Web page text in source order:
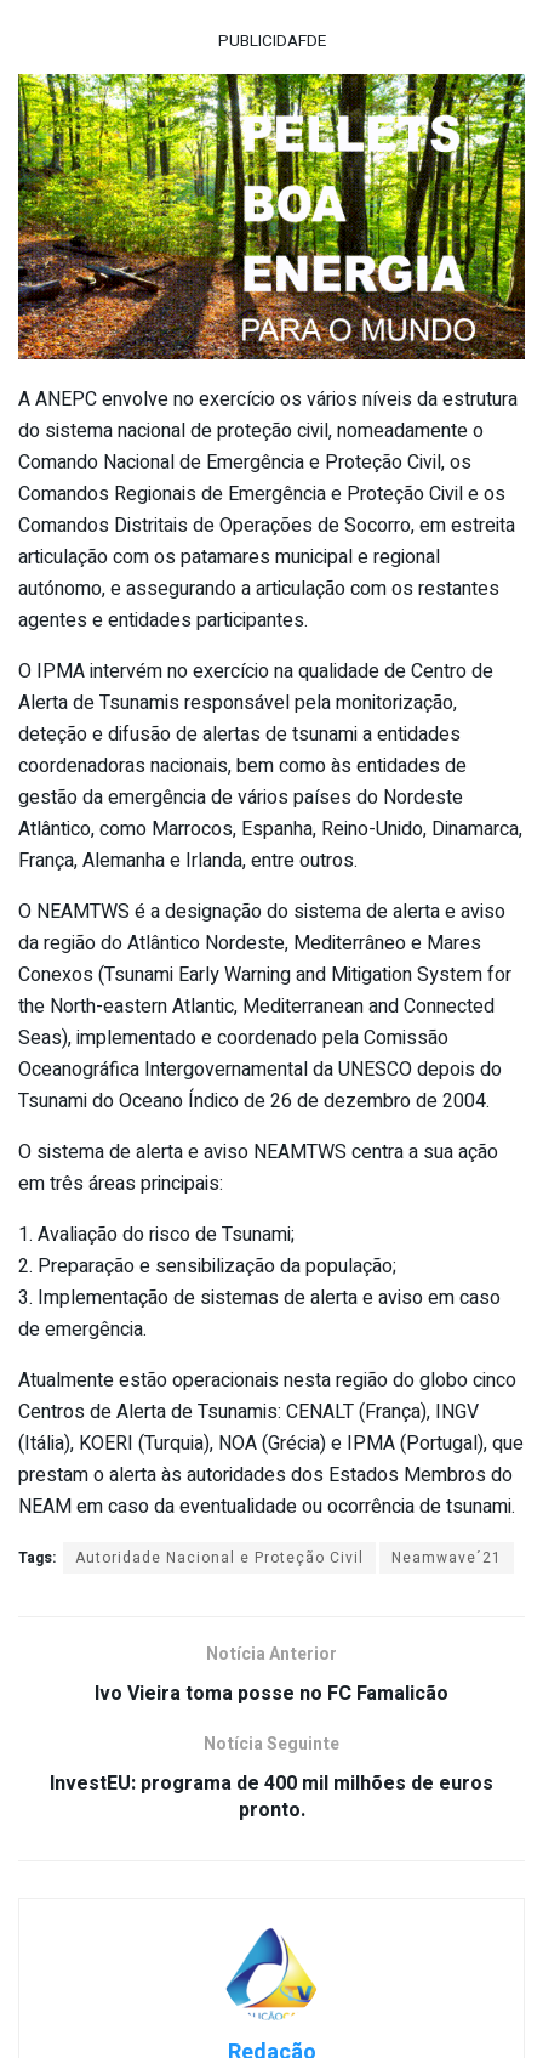
PUBLICIDAFDE
A ANEPC envolve no exercício os vários níveis da estrutura
do sistema nacional de proteção civil, nomeadamente o
Comando Nacional de Emergência e Proteção Civil, os
Comandos Regionais de Emergência e Proteção Civil e os
Comandos Distritais de Operações de Socorro, em estreita
articulação com os patamares municipal e regional
autónomo, e assegurando a articulação com os restantes
agentes e entidades participantes.
O IPMA intervém no exercício na qualidade de Centro de
Alerta de Tsunamis responsável pela monitorização,
deteção e difusão de alertas de tsunami a entidades
coordenadoras nacionais, bem como às entidades de
gestão da emergência de vários países do Nordeste
Atlântico, como Marrocos, Espanha, Reino-Unido, Dinamarca,
França, Alemanha e Irlanda, entre outros.
O NEAMTWS é a designação do sistema de alerta e aviso
da região do Atlântico Nordeste, Mediterrâneo e Mares
Conexos (Tsunami Early Warning and Mitigation System for
the North-eastern Atlantic, Mediterranean and Connected
Seas), implementado e coordenado pela Comissão
Oceanográfica Intergovernamental da UNESCO depois do
Tsunami do Oceano Índico de 26 de dezembro de 2004.
O sistema de alerta e aviso NEAMTWS centra a sua ação
em três áreas principais:
1. Avaliação do risco de Tsunami;
2. Preparação e sensibilização da população;
3. Implementação de sistemas de alerta e aviso em caso
de emergência.
Atualmente estão operacionais nesta região do globo cinco
Centros de Alerta de Tsunamis: CENALT (França), INGV
(Itália), KOERI (Turquia), NOA (Grécia) e IPMA (Portugal), que
prestam o alerta às autoridades dos Estados Membros do
NEAM em caso da eventualidade ou ocorrência de tsunami.
Tags: Autoridade Nacional e Proteção Civil Neamwave´21
Notícia Anterior
Ivo Vieira toma posse no FC Famalicão
Notícia Seguinte
InvestEU: programa de 400 mil milhões de euros
pronto.